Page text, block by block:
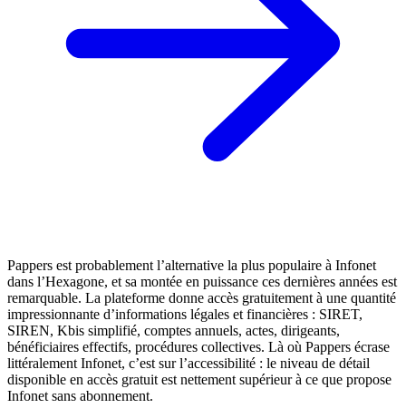
Pappers est probablement l’alternative la plus populaire à Infonet
dans l’Hexagone, et sa montée en puissance ces dernières années est
remarquable. La plateforme donne accès gratuitement à une quantité
impressionnante d’informations légales et financières : SIRET,
SIREN, Kbis simplifié, comptes annuels, actes, dirigeants,
bénéficiaires effectifs, procédures collectives. Là où Pappers écrase
littéralement Infonet, c’est sur l’accessibilité : le niveau de détail
disponible en accès gratuit est nettement supérieur à ce que propose
Infonet sans abonnement.